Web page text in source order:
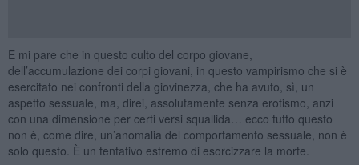
E mi pare che in questo culto del corpo giovane,
dell’accumulazione dei corpi giovani, in questo vampirismo che si è
esercitato nei confronti della giovinezza, che ha avuto, sì, un
aspetto sessuale, ma, direi, assolutamente senza erotismo, anzi
con una dimensione per certi versi squallida… ecco tutto questo
non è, come dire, un’anomalia del comportamento sessuale, non è
solo questo. È un tentativo estremo di esorcizzare la morte.